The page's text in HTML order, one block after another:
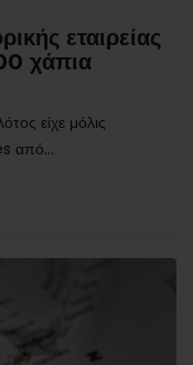
εταιρείας
χάπια
είχε μόλις
από...